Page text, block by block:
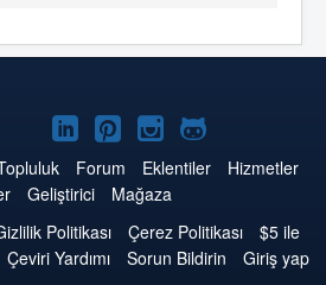
YouTube'da
Joomla
LinkedIn'de
Joomla
Pinterest'de
Joomla
Instagram'da
Joomla
GitHub'da
Joomla
Forum Eklentiler
Hizmetler
Geliştirici
Mağaza
Politikası Çerez Politikası
$5 ile
Çeviri Yardımı Sorun Bildirin
Giriş yap